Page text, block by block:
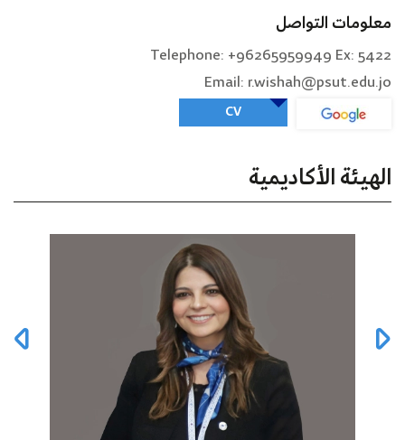
معلومات التواصل
Telephone: +96265959949 Ex: 5422
Email: r.wishah@psut.edu.jo
CV
الهيئة الأكاديمية